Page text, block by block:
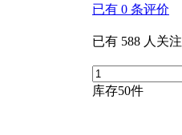
已有 0 条评价
已有 588 人关注
库存50件